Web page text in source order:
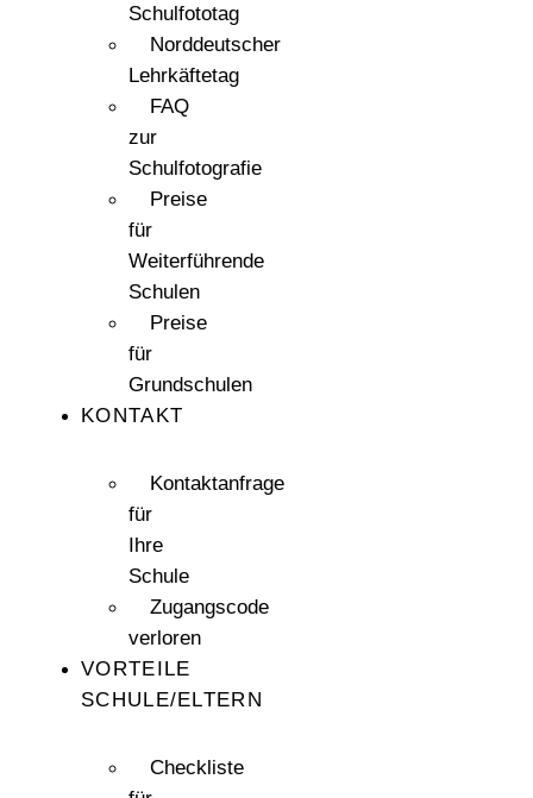
Schulfototag
Norddeutscher
Lehrkäftetag
FAQ
zur
Schulfotografie
Preise
für
Weiterführende
Schulen
Preise
für
Grundschulen
KONTAKT
Kontaktanfrage
für
Ihre
Schule
Zugangscode
verloren
VORTEILE
SCHULE/ELTERN
Checkliste